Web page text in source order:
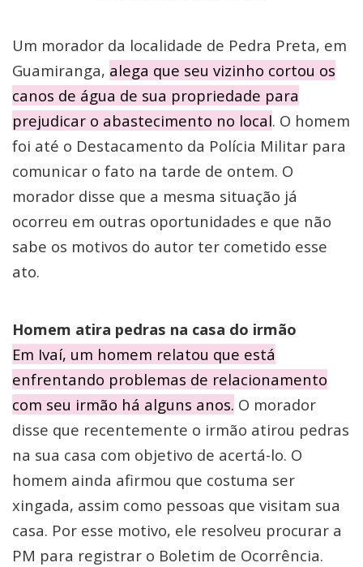
Um morador da localidade de Pedra Preta, em
Guamiranga, alega que seu vizinho cortou os
canos de água de sua propriedade para
prejudicar o abastecimento no local. O homem
foi até o Destacamento da Polícia Militar para
comunicar o fato na tarde de ontem. O
morador disse que a mesma situação já
ocorreu em outras oportunidades e que não
sabe os motivos do autor ter cometido esse
ato.
Homem atira pedras na casa do irmão
Em Ivaí, um homem relatou que está
enfrentando problemas de relacionamento
com seu irmão há alguns anos. O morador
disse que recentemente o irmão atirou pedras
na sua casa com objetivo de acertá-lo. O
homem ainda afirmou que costuma ser
xingada, assim como pessoas que visitam sua
casa. Por esse motivo, ele resolveu procurar a
PM para registrar o Boletim de Ocorrência.